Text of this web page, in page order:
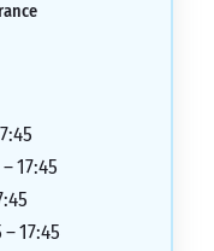
17:45
17:45